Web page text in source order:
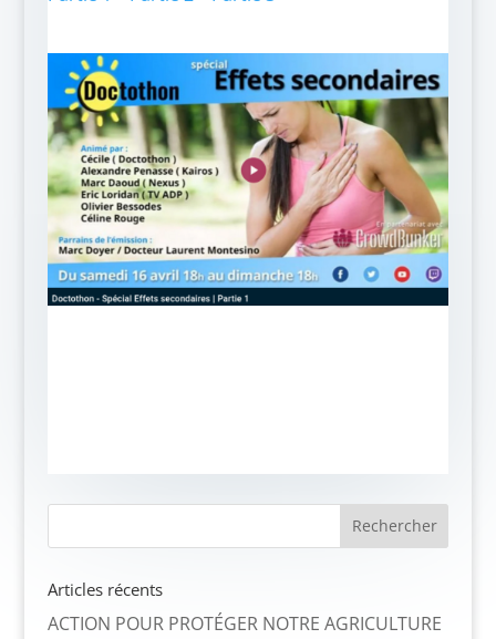
Articles récents
ACTION POUR PROTÉGER NOTRE AGRICULTURE